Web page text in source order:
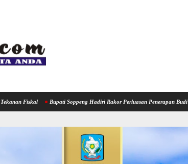
Bupati Soppeng Hadiri Rakor Perluasan Penerapan Budi Daya Padi PM-AAS